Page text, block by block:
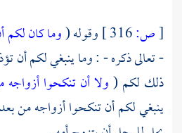
[ص: وقوله (وما كان لكم
- تعالى ذكره - : وما ينبغي لكم أن
ذلك لكم (ولا أن تنكحوا أزواجه
ينبغي لكم أن تنكحوا أزواجه من